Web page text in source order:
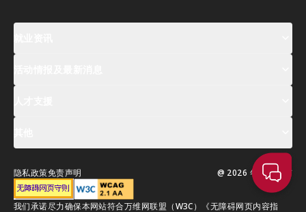
薪酬指数
全球人才高峰会周
联络我们
支援服务
移居香港指南
隐私政策免责声明 @ 2026 年版权所有
我们承诺尽力确保本网站符合万维网联盟（W3C）《无障碍网页内容指